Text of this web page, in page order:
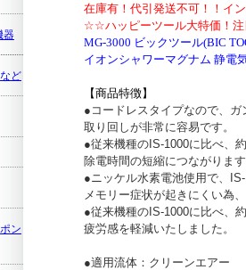
在庫有！代引発送不可！！イ
☆☆ハッピーツール大特価！
MG-3000 ビックツール(BIC
イオンシャワーマグナム 静電
【商品特徴】
●コードレスタイプなので、
取り回しが非常に容易です。
●従来機種のIS-1000に比べ、
除電時間の短縮につながりま
●ニッケル水素電池使用で、
メモリー症状が起きにくい為
●従来機種のIS-1000に比べ、
疲労感を軽減いたしました。
●適用流体：クリーンエアー
器
ど
ン